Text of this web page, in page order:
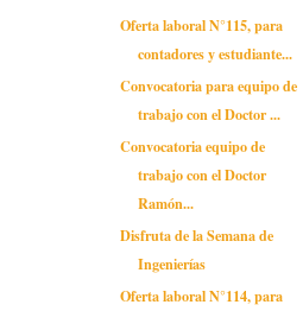
Oferta laboral N°115, para
contadores y estudiante...
Convocatoria para equipo de
trabajo con el Doctor ...
Convocatoria equipo de
trabajo con el Doctor
Ramón...
Disfruta de la Semana de
Ingenierías
Oferta laboral N°114, para